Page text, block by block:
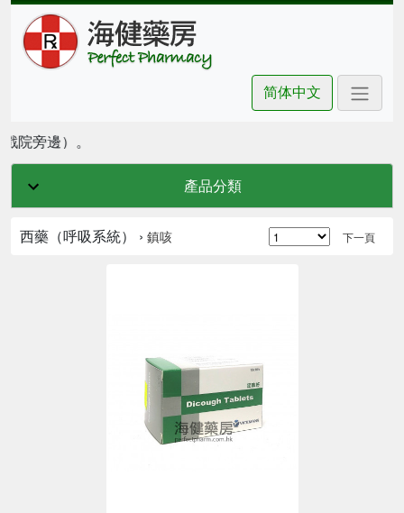
简体中文
旁邊）。
產品分類
西藥（呼吸系統） › 鎮咳 下一頁